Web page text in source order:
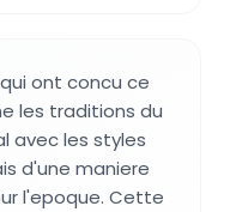
ont concu ce
les traditions du
avec les styles
d'une maniere
l'epoque. Cette